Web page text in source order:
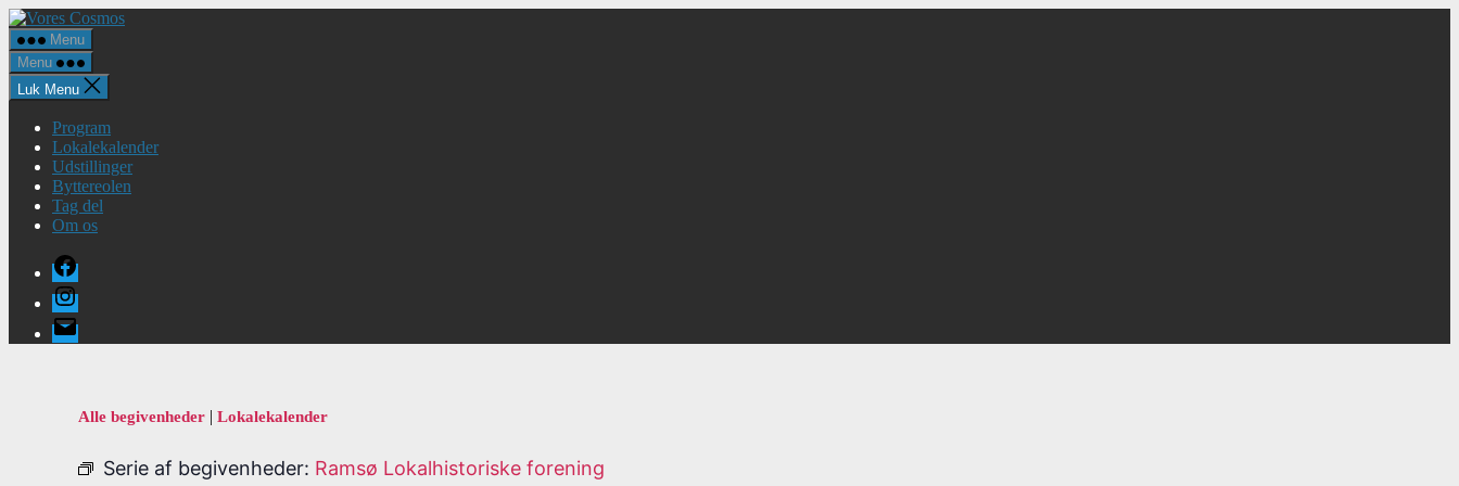
Spring
til
indholdet
Vores
Menu
Menu
Luk Menu
Program
Lokalekalender
Udstillinger
Byttereolen
Tag del
Om os
Facebook
Instagram
E-
mail
Alle begivenheder | Lokalekalender
Serie af begivenheder: Ramsø Lokalhistoriske forening